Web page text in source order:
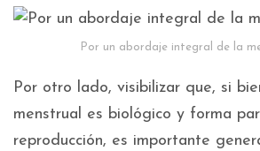
Por un abordaje integral de la
Por otro lado, visibilizar que, si
menstrual es biológico y forma
reproducción, es importante